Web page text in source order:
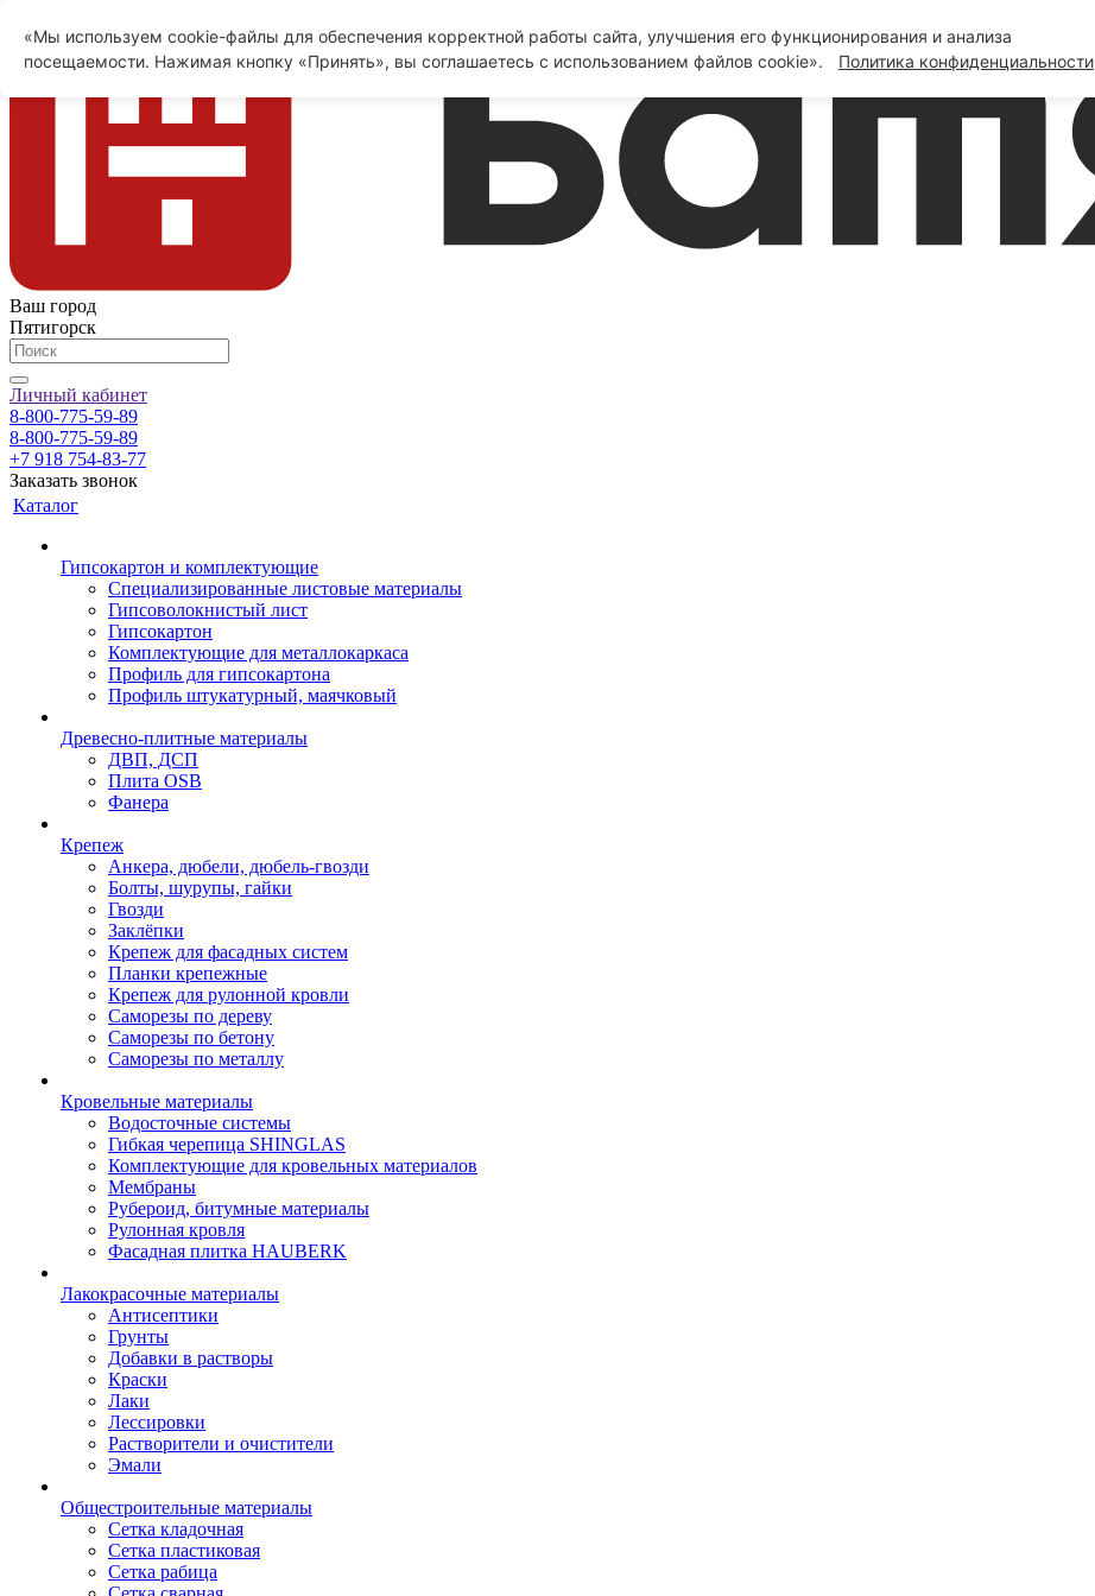
Ваш город
Пятигорск
Личный кабинет
8-800-775-59-89
8-800-775-59-89
+7 918 754-83-77
Заказать звонок
Каталог
Гипсокартон и комплектующие
Специализированные листовые материалы
Гипсоволокнистый лист
Гипсокартон
Комплектующие для металлокаркаса
Профиль для гипсокартона
Профиль штукатурный, маячковый
Древесно-плитные материалы
ДВП, ДСП
Плита OSB
Фанера
Крепеж
Анкера, дюбели, дюбель-гвозди
Болты, шурупы, гайки
Гвозди
Заклёпки
Крепеж для фасадных систем
Планки крепежные
Крепеж для рулонной кровли
Саморезы по дереву
Саморезы по бетону
Саморезы по металлу
Кровельные материалы
Водосточные системы
Гибкая черепица SHINGLAS
Комплектующие для кровельных материалов
Мембраны
Рубероид, битумные материалы
Рулонная кровля
Фасадная плитка HAUBERK
Лакокрасочные материалы
Антисептики
Грунты
Добавки в растворы
Краски
Лаки
Лессировки
Растворители и очистители
Эмали
Общестроительные материалы
Сетка кладочная
Сетка пластиковая
Сетка рабица
«Мы используем cookie-файлы для обеспечения корректной работы сайта, улучшения его функционирования и анализа
посещаемости. Нажимая кнопку «Принять», вы соглашаетесь с использованием файлов cookie».
Политика конфиденциальности